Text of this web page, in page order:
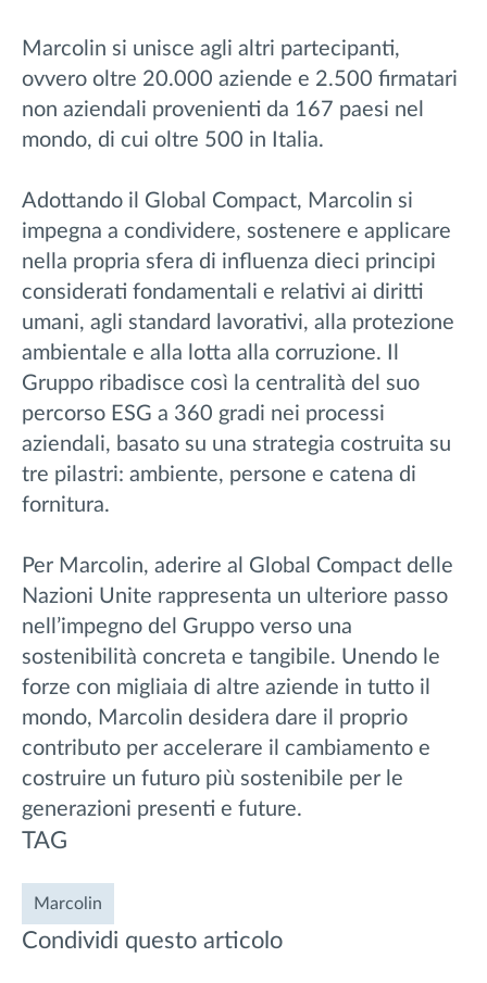
Marcolin si unisce agli altri partecipanti,
ovvero oltre 20.000 aziende e 2.500 firmatari
non aziendali provenienti da 167 paesi nel
mondo, di cui oltre 500 in Italia.
Adottando il Global Compact, Marcolin si
impegna a condividere, sostenere e applicare
nella propria sfera di influenza dieci principi
considerati fondamentali e relativi ai diritti
umani, agli standard lavorativi, alla protezione
ambientale e alla lotta alla corruzione. Il
Gruppo ribadisce così la centralità del suo
percorso ESG a 360 gradi nei processi
aziendali, basato su una strategia costruita su
tre pilastri: ambiente, persone e catena di
fornitura.
Per Marcolin, aderire al Global Compact delle
Nazioni Unite rappresenta un ulteriore passo
nell’impegno del Gruppo verso una
sostenibilità concreta e tangibile. Unendo le
forze con migliaia di altre aziende in tutto il
mondo, Marcolin desidera dare il proprio
contributo per accelerare il cambiamento e
costruire un futuro più sostenibile per le
generazioni presenti e future.
TAG
Marcolin
Condividi questo articolo